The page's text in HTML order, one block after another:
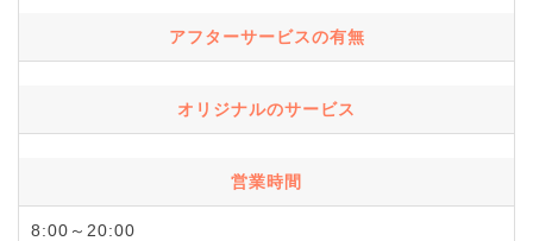
アフターサービスの有無
オリジナルのサービス
営業時間
8:00～20:00